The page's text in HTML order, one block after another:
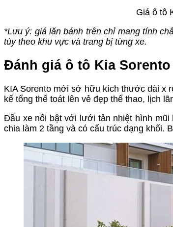
Giá ô tô
*Lưu ý: giá lăn bánh trên chỉ mang tính
tùy theo khu vực và trang bị từng xe.
Đánh giá ô tô Kia Sorento
KIA Sorento mới sở hữu kích thước dài x
kế tổng thể toát lên vẻ đẹp thể thao, lịch
Đầu xe nổi bật với lưới tản nhiệt hình
chia làm 2 tầng và có cấu trúc dạng khối.